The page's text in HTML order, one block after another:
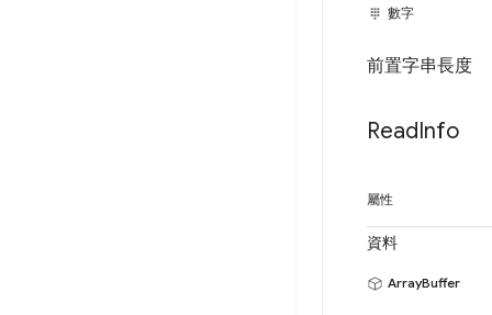
數字
前置字串長度
ReadInfo
屬性
資料
ArrayBuffer